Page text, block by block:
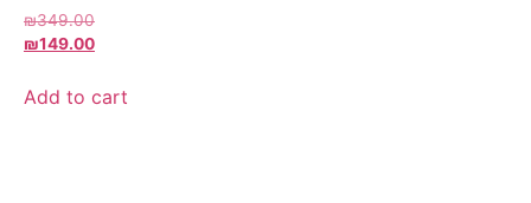
₪349.00
₪149.00
Add to cart